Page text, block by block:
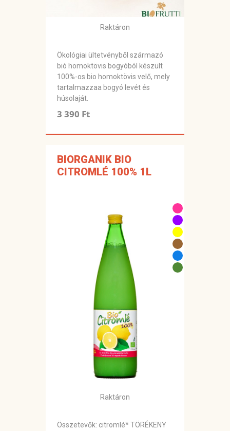
Raktáron
Ökológiai ültetvényből származó
bió homoktövis bogyóból készült
100%-os bio homoktövis velő, mely
tartalmazzaa bogyó levét és
húsolaját.
3 390 Ft
BIORGANIK BIO
CITROMLÉ 100% 1L
Raktáron
Összetevők: citromlé* TÖRÉKENY